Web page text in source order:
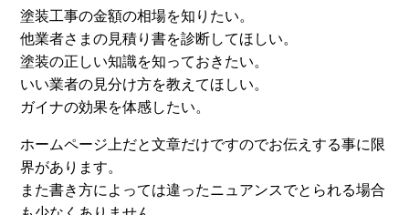
塗装工事の金額の相場を知りたい。
他業者さまの見積り書を診断してほしい。
塗装の正しい知識を知っておきたい。
いい業者の見分け方を教えてほしい。
ガイナの効果を体感したい。
ホームページ上だと文章だけですのでお伝えする事に限
界があります。
また書き方によっては違ったニュアンスでとられる場合